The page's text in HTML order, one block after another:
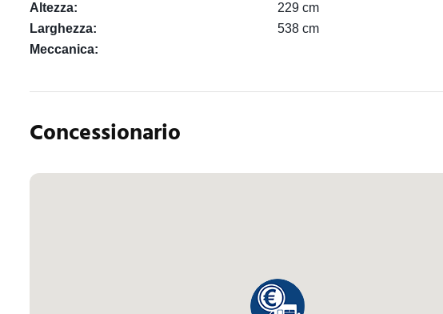
Altezza:
229 cm
Larghezza:
538 cm
Meccanica:
Concessionario